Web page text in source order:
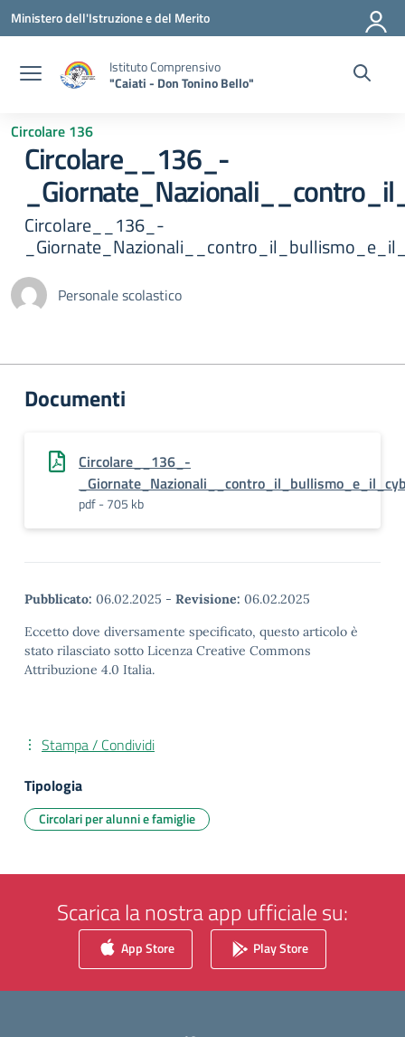
Vai ai contenuti
Vai al menu di navigazione
Vai al footer
Ministero dell'Istruzione e del Merito
Istituto Comprensivo
"Caiati - Don Tonino Bello"
Circolare 136
Circolare__136_-
Circolare__136_-
Personale scolastico
Documenti
Circolare__136_-
pdf - 705 kb
Pubblicato: 06.02.2025 - Revisione: 06.02.2025
Eccetto dove diversamente specificato, questo articolo è
stato rilasciato sotto Licenza Creative Commons
Attribuzione 4.0 Italia.
Stampa / Condividi
Tipologia
Circolari per alunni e famiglie
Scarica la nostra app ufficiale su:
App Store Play Store